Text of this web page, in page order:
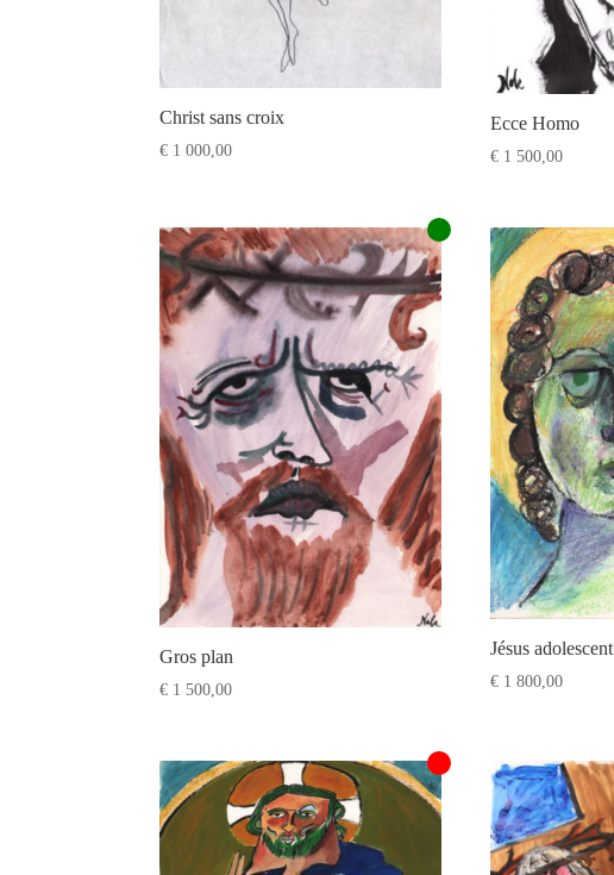
Christ sans croix
€ 1 000,00
Ecce Homo
€ 1 500,00
Gros plan
€ 1 500,00
Jésus adolescent
€ 1 800,00